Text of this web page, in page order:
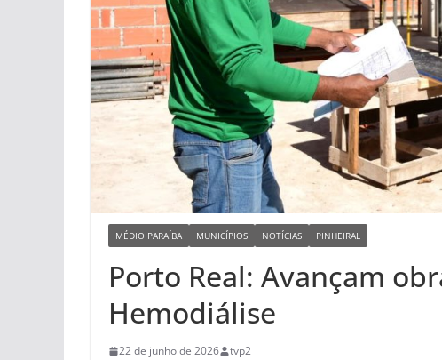
MÉDIO PARAÍBA MUNICÍPIOS NOTÍCIAS PINHEIRAL
Porto Real: Avançam
Hemodiálise
22 de junho de 2026 tvp2